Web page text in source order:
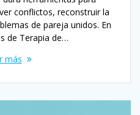
conflictos, reconstruir la
de pareja unidos. En
de Terapia de…
más